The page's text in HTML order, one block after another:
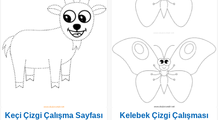
Keçi Çizgi Çalışma Sayfası Kelebek Çizgi Çalışması